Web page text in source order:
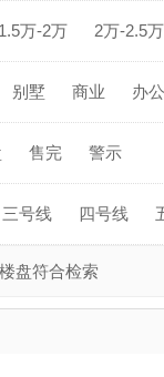
1.5万-2万 2万-2.5万
别墅 商业 办公
售完 警示
三号线 四号线
盘符合检索